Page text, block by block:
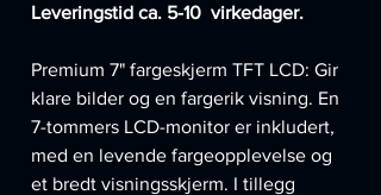
Leveringstid ca. 5-10 virkedager.
Premium 7" fargeskjerm TFT LCD: Gir
klare bilder og en fargerik visning. En
7-tommers LCD-monitor er inkludert,
med en levende fargeopplevelse og
et bredt visningsskjerm. I tillegg